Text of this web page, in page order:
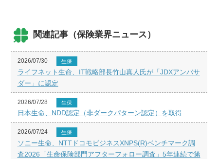
関連記事（保険業界ニュース）
2026/07/30 生保
ライフネット生命、IT戦略部長竹山真人氏が「JDXアンバサ
ダー」に認定
2026/07/28 生保
日本生命、NDD認定（非ダークパターン認定）を取得
2026/07/24 生保
ソニー生命、NTTドコモビジネスXNPS(R)ベンチマーク調
査2026「生命保険部門アフターフォロー調査」5年連続で第